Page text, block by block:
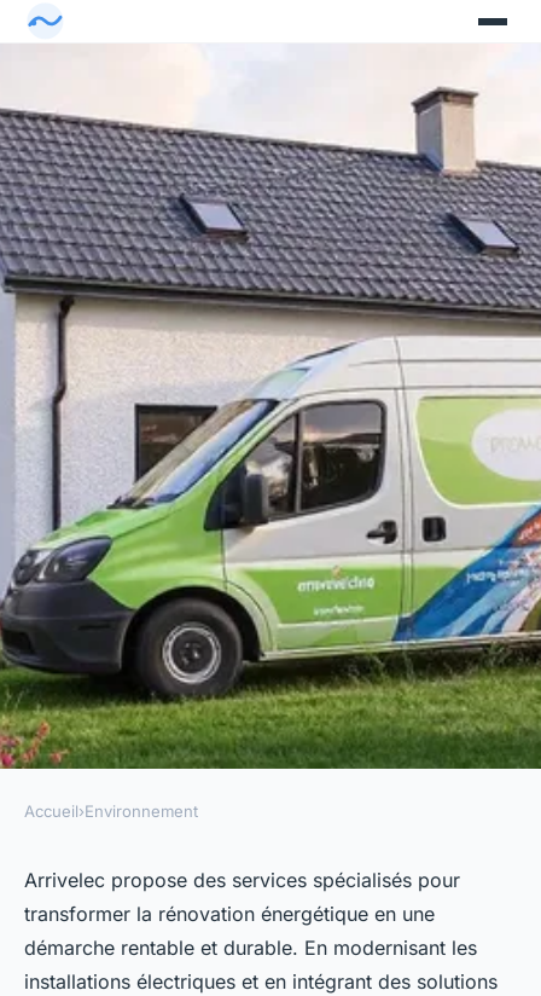
Services d'arrivelec pour une
rénovation énergétique
efficace
Accueil›Environnement
Arrivelec propose des services spécialisés pour
transformer la rénovation énergétique en une
démarche rentable et durable. En modernisant les
installations électriques et en intégrant des solutions